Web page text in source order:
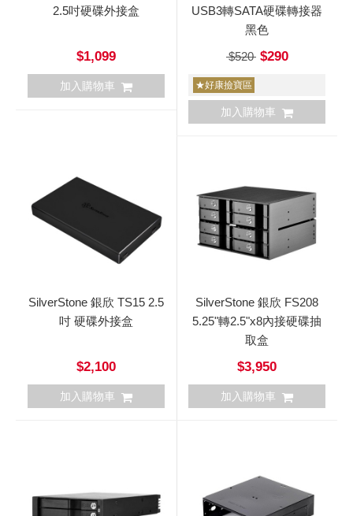
2.5吋硬碟外接盒
$1,099
加入購物車
USB3轉SATA硬碟轉接器
黑色
$520$290
★好康撿寶區
加入購物車
SilverStone 銀欣 TS15 2.5
吋 硬碟外接盒
$2,100
加入購物車
SilverStone 銀欣 FS208
5.25"轉2.5"x8內接硬碟抽
取盒
$3,950
加入購物車